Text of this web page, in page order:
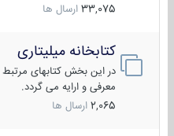
33,075 ارسال ها
کتابخانه میلیتاری
در این بخش کتابهای مرتبط و
معرفی و ارایه می گردد.
2,065 ارسال ها